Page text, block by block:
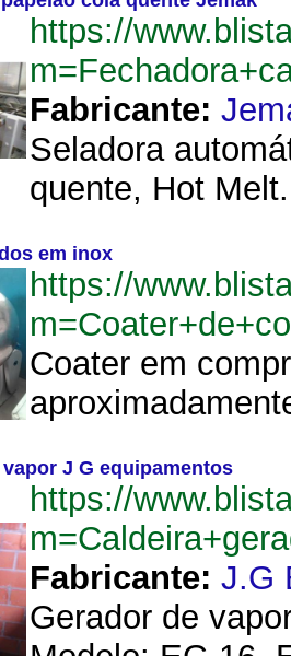
https://
Fabricante:
Seladora
quente, Hot
em inox
https://
Coater em
J G equipamentos
https://
Fabricante: J.G
Gerador de